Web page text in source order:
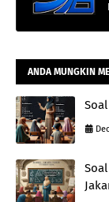
ANDA MUNGKIN